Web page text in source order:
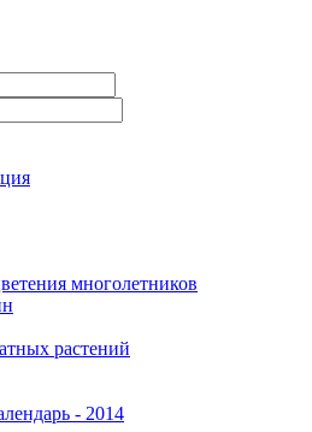
многолетников
растений
- 2014